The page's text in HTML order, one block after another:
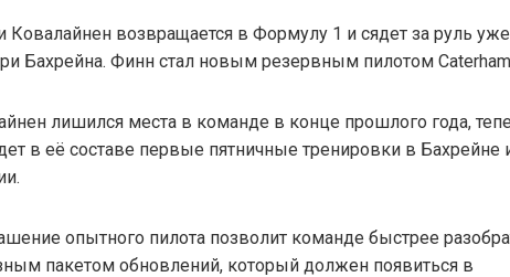
Ковалайнен возвращается в Формулу 1 и сядет за руль
Бахрейна. Финн стал новым резервным пилотом
лишился места в команде в конце прошлого года,
в её составе первые пятничные тренировки в Бахрейне
опытного пилота позволит команде быстрее
пакетом обновлений, который должен появиться в